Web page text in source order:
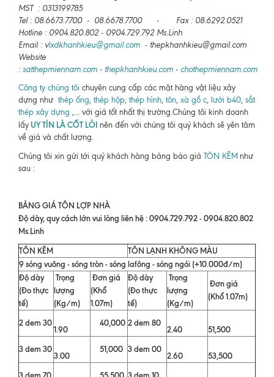
MST : 0313199785
Tel : 08.6673.7700 - 08.6678.7700 - Fax : 08.6292.0521
Hotline : 0904.820.802 - 0904.729.792 Ms.Linh
Email : vlxdkhanhkieu@gmail.com - thepkhanhkieu@gmail.com
Website
: satthepmiennam.com - thepkhanhkieu.com - chothepmiennam.com
Công ty chúng tôi chuyên cung cấp các mặt hàng vật liệu xây
dựng như thép ống, thép hộp, thép hình, tôn, xà gồ c, lưới b40, sắt
thép xây dựng ,... với giá tốt nhất thị trường.Chúng tôi kinh doanh
lấy UY TÍN LÀ CỐT LÕI nên đến với chúng tôi quý khách sẽ yên tâm
về giá và chất lượng.
Chúng tôi xin gửi tới quý khách hàng bảng báo giá TÔN KẼM như
sau :
BẢNG GIÁ TÔN LỢP NHÀ
Độ dày, quy cách lớn vui lòng liên hệ : 0904.729.792 - 0904.820.802
Ms.Linh
TÔN KẼM
TÔN LẠNH KHÔNG MÀU
9 sóng vuông - sóng tròn - sóng lafông - sóng ngói (+10.000đ/m)
Độ dày
(Đo thực
tế)
Trọng
lượng
(Kg/m)
Đơn giá
(Khổ
1.07m)
Độ dày
(Đo thực
tế)
Trọng
lượng
(Kg/m)
Đơn giá
(Khổ 1.07m)
2 dem 30
1.90
40,000 2 dem 80
2.40
51,500
3 dem 30
3.00
51,000 3 dem 00
2.60
53,500